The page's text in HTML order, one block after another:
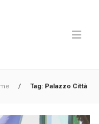
/ Tag: Palazzo Città